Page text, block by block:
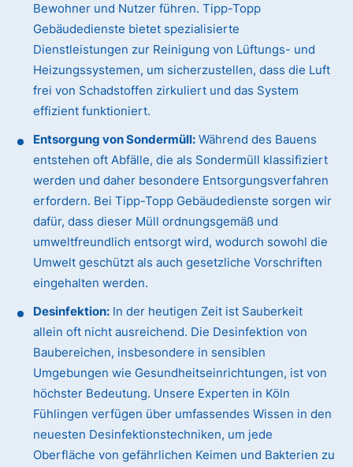
Bewohner und Nutzer führen. Tipp-Topp
Gebäudedienste bietet spezialisierte
Dienstleistungen zur Reinigung von Lüftungs- und
Heizungssystemen, um sicherzustellen, dass die Luft
frei von Schadstoffen zirkuliert und das System
effizient funktioniert.
Entsorgung von Sondermüll: Während des Bauens
entstehen oft Abfälle, die als Sondermüll klassifiziert
werden und daher besondere Entsorgungsverfahren
erfordern. Bei Tipp-Topp Gebäudedienste sorgen wir
dafür, dass dieser Müll ordnungsgemäß und
umweltfreundlich entsorgt wird, wodurch sowohl die
Umwelt geschützt als auch gesetzliche Vorschriften
eingehalten werden.
Desinfektion: In der heutigen Zeit ist Sauberkeit
allein oft nicht ausreichend. Die Desinfektion von
Baubereichen, insbesondere in sensiblen
Umgebungen wie Gesundheitseinrichtungen, ist von
höchster Bedeutung. Unsere Experten in Köln
Fühlingen verfügen über umfassendes Wissen in den
neuesten Desinfektionstechniken, um jede
Oberfläche von gefährlichen Keimen und Bakterien zu